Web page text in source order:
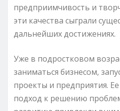
предприимчивость и
эти качества сыграли
дальнейших достижениях.
Уже в подростковом
заниматься бизнесом,
проекты и предприятия.
подход к решению